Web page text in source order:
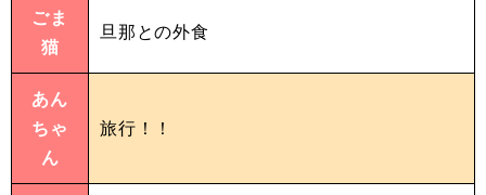
ごま
猫
旦那との外食
あん
ちゃ
ん
旅行！！